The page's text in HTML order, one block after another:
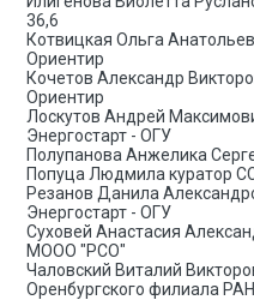
36,6
Котвицкая Ольга
Ориентир
Кочетов Александр
Ориентир
Лоскутов Андрей
Энергостарт - ОГУ
Полупанова Анжелика
Попуца Людмила куратор
Резанов Данила
Энергостарт - ОГУ
Суховей Анастасия
МООО "РСО"
Чаловский Виталий
Оренбургского филиала